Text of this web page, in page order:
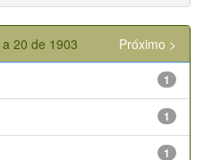
20 de 1903 Próximo >
1
1
1